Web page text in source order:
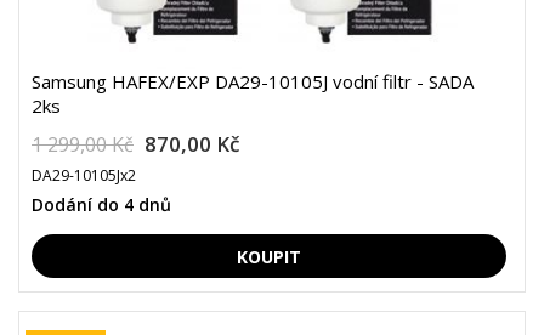
Samsung HAFEX/EXP DA29-10105J vodní filtr - SADA
2ks
1 299,00 Kč 870,00 Kč
DA29-10105Jx2
Dodání do 4 dnů